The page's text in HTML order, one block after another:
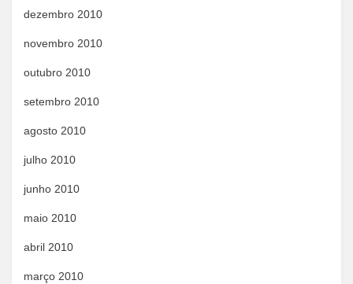
dezembro 2010
novembro 2010
outubro 2010
setembro 2010
agosto 2010
julho 2010
junho 2010
maio 2010
abril 2010
março 2010